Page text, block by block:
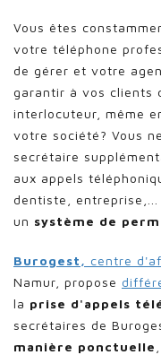
Vous êtes
votre téléphone
de gérer et votre
garantir à vos clients
interlocuteur, même
votre société? Vous
secrétaire
aux appels
dentiste,
un système de
Burogest, centre
Namur, propose
la prise d'appels
secrétaires de
manière ponctuelle